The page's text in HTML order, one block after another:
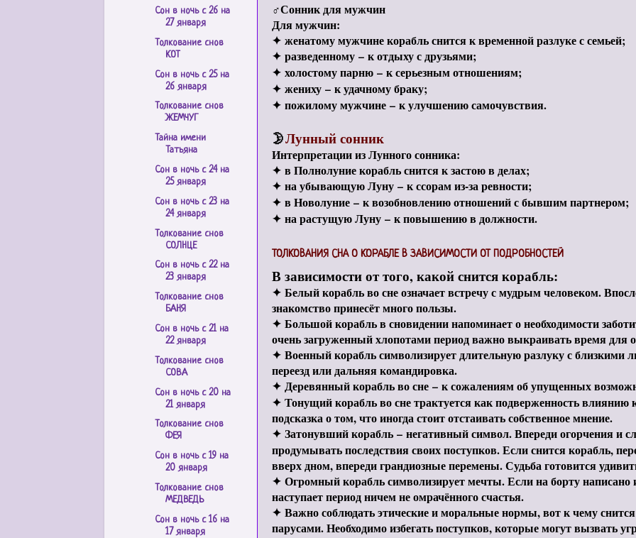
♂Сонник для мужчин
Для мужчин:
✦ женатому мужчине корабль снится к временной разлуке с семьей;
✦ разведенному – к отдыху с друзьями;
✦ холостому парню – к серьезным отношениям;
✦ жениху – к удачному браку;
✦ пожилому мужчине – к улучшению самочувствия.
🌛Лунный сонник
Интерпретации из Лунного сонника:
✦ в Полнолуние корабль снится к застою в делах;
✦ на убывающую Луну – к ссорам из-за ревности;
✦ в Новолуние – к возобновлению отношений с бывшим партнером;
✦ на растущую Луну – к повышению в должности.
ТОЛКОВАНИЯ СНА О КОРАБЛЕ В ЗАВИСИМОСТИ ОТ ПОДРОБНОСТЕЙ
В зависимости от того, какой снится корабль:
✦ Белый корабль во сне означает встречу с мудрым человеком.
знакомство принесёт много пользы.
✦ Большой корабль в сновидении напоминает о необходимости
очень загруженный хлопотами период важно выкраивать время для
✦ Военный корабль символизирует длительную разлуку с близкими
переезд или дальняя командировка.
✦ Деревянный корабль во сне – к сожалениям об упущенных
✦ Тонущий корабль во сне трактуется как подверженность влиянию
подсказка о том, что иногда стоит отстаивать собственное мнение.
✦ Затонувший корабль – негативный символ. Впереди огорчения и
продумывать последствия своих поступков. Если снится корабль,
вверх дном, впереди грандиозные перемены. Судьба готовится
✦ Огромный корабль символизирует мечты. Если на борту написано
наступает период ничем не омрачённого счастья.
✦ Важно соблюдать этические и моральные нормы, вот к чему
парусами. Необходимо избегать поступков, которые могут вызвать
Сон в ночь с 26 на
27 января
Толкование снов
КОТ
Сон в ночь с 25 на
26 января
Толкование снов
ЖЕМЧУГ
Тайна имени
Татьяна
Сон в ночь с 24 на
25 января
Сон в ночь с 23 на
24 января
Толкование снов
СОЛНЦЕ
Сон в ночь с 22 на
23 января
Толкование снов
БАНЯ
Сон в ночь с 21 на
22 января
Толкование снов
СОВА
Сон в ночь с 20 на
21 января
Толкование снов
ФЕЯ
Сон в ночь с 19 на
20 января
Толкование снов
МЕДВЕДЬ
Сон в ночь с 16 на
17 января